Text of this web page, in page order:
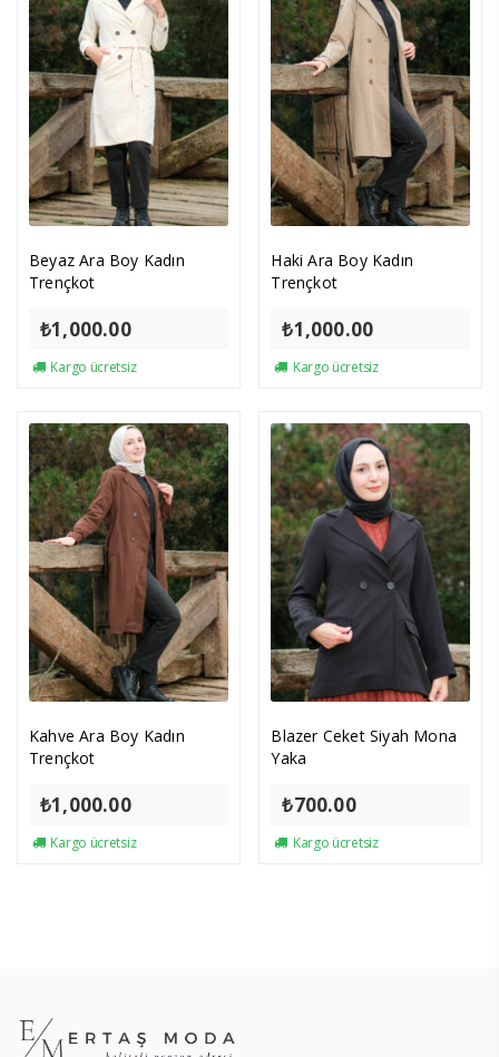
Beyaz Ara Boy Kadın
Trençkot
₺1,000.00
Kargo ücretsiz
Haki Ara Boy Kadın
Trençkot
₺1,000.00
Kargo ücretsiz
Kahve Ara Boy Kadın
Trençkot
₺1,000.00
Kargo ücretsiz
Blazer Ceket Siyah Mona
Yaka
₺700.00
Kargo ücretsiz